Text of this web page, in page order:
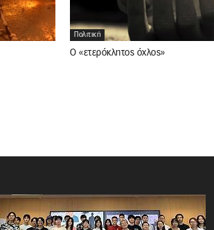
Πολιτική
Ο «ετερόκλητος όχλος»